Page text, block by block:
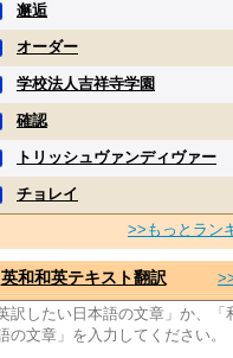
邂逅
オーダー
学校法人吉祥寺学園
確認
トリッシュヴァンディヴァー
チョレイ
>>もっとラン
英和和英テキスト翻訳